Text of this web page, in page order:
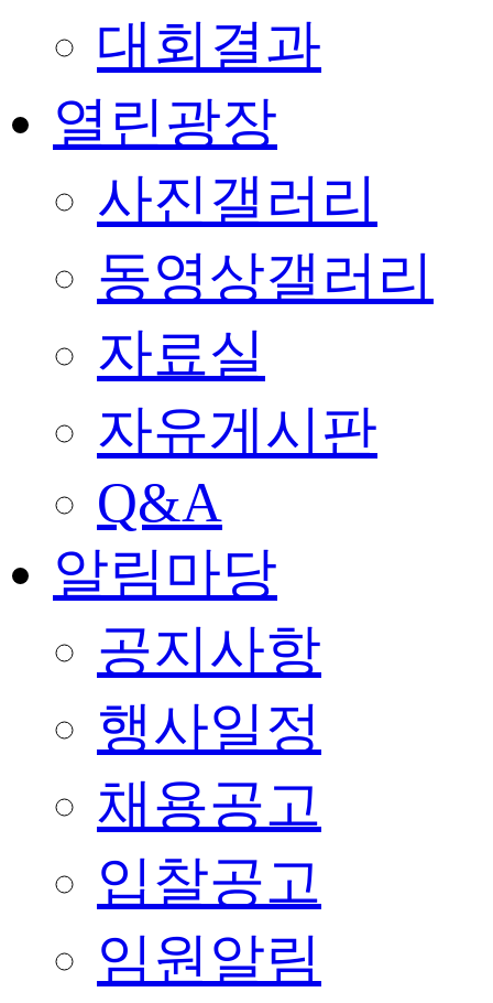
대회결과
열린광장
사진갤러리
동영상갤러리
자료실
자유게시판
Q&A
알림마당
공지사항
행사일정
채용공고
입찰공고
임원알림